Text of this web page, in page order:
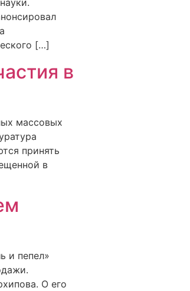
[…]
в
массовых
принять
в
и пепел»
О его